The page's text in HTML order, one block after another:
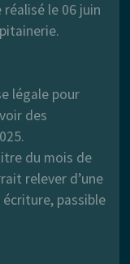
le 06 juin
légale pour
des
du mois de
relever d’une
passible